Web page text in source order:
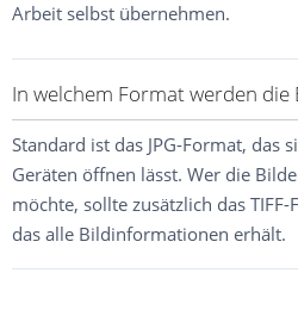
Arbeit selbst übernehmen.
In welchem Format werden die
Standard ist das JPG-Format, das
Geräten öffnen lässt. Wer die
möchte, sollte zusätzlich das
das alle Bildinformationen erhält.